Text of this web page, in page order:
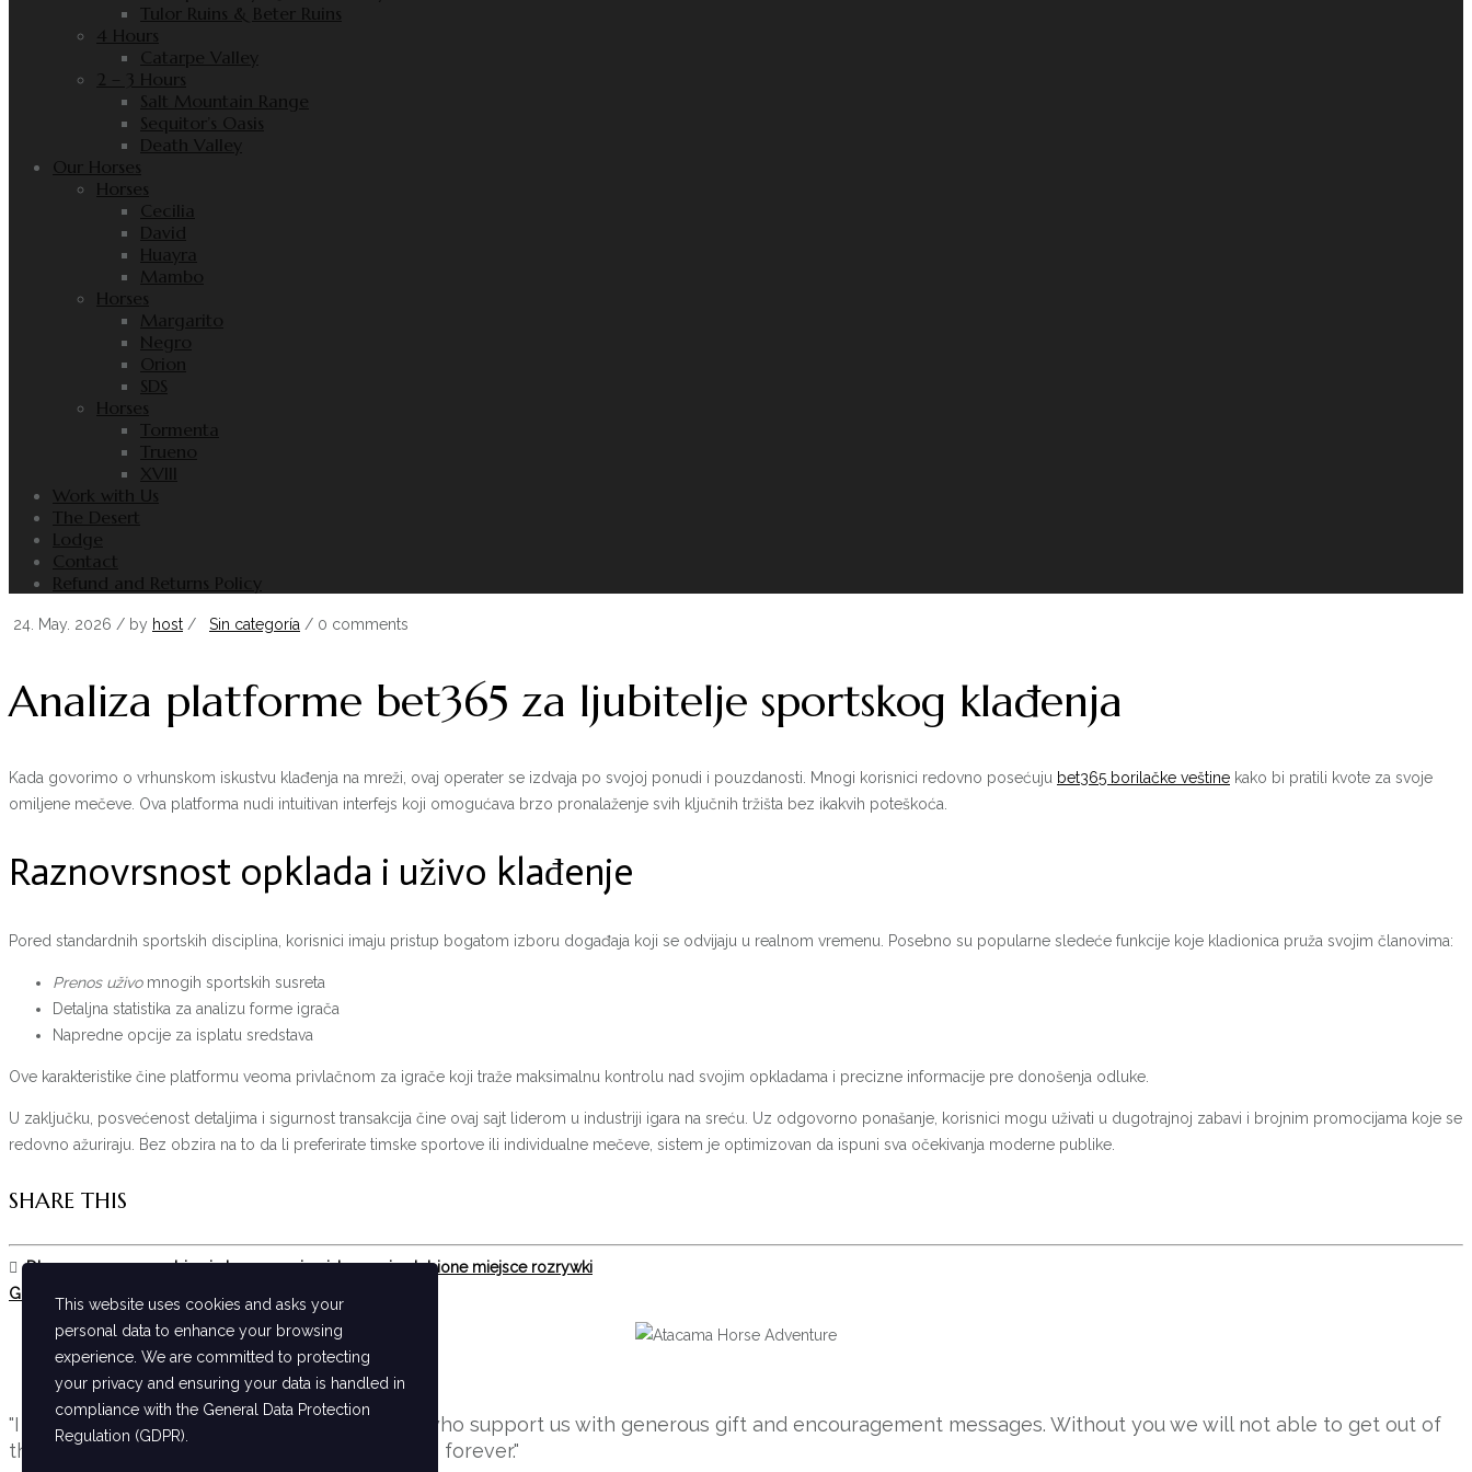
Tulor Ruins & Beter Ruins
4 Hours
Catarpe Valley
2 – 3 Hours
Salt Mountain Range
Sequitor’s Oasis
Death Valley
Our Horses
Horses
Cecilia
David
Huayra
Mambo
Horses
Margarito
Negro
Orion
SDS
Horses
Tormenta
Trueno
XVIII
Work with Us
The Desert
Lodge
Contact
Refund and Returns Policy
24. May. 2026 / by host / Sin categoría / 0 comments
Analiza platforme bet365 za ljubitelje sportskog klađenja
Kada govorimo o vrhunskom iskustvu klađenja na mreži, ovaj operater se izdvaja po svojoj ponudi i pouzdanosti. Mnogi korisnici redovno posećuju bet365 borilačke veštine kako bi pratili kvote za svoje
omiljene mečeve. Ova platforma nudi intuitivan interfejs koji omogućava brzo pronalaženje svih ključnih tržišta bez ikakvih poteškoća.
Raznovrsnost opklada i uživo klađenje
Pored standardnih sportskih disciplina, korisnici imaju pristup bogatom izboru događaja koji se odvijaju u realnom vremenu. Posebno su popularne sledeće funkcije koje kladionica pruža svojim članovima:
Prenos uživomnogih sportskih susreta
Detaljna statistika za analizu forme igrača
Napredne opcije za isplatu sredstava
Ove karakteristike čine platformu veoma privlačnom za igrače koji traže maksimalnu kontrolu nad svojim opkladama i precizne informacije pre donošenja odluke.
U zaključku, posvećenost detaljima i sigurnost transakcija čine ovaj sajt liderom u industriji igara na sreću. Uz odgovorno ponašanje, korisnici mogu uživati u dugotrajnoj zabavi i brojnim promocijama koje se
redovno ažuriraju. Bez obzira na to da li preferirate timske sportove ili individualne mečeve, sistem je optimizovan da ispuni sva očekivanja moderne publike.
SHARE THIS
Dlaczego gracze wybierają lemon casino jako swoje ulubione miejsce rozrywki
Guida completa all’esperienza di gioco su Admiralbet
"I want to five a special thanks for everyone who support us with generous gift and encouragement messages. Without you we will not able to get out of
this crisis situation. You will be our dear guests forever."
This website uses cookies and asks your
personal data to enhance your browsing
experience. We are committed to protecting
your privacy and ensuring your data is handled in
compliance with the General Data Protection
Regulation (GDPR)